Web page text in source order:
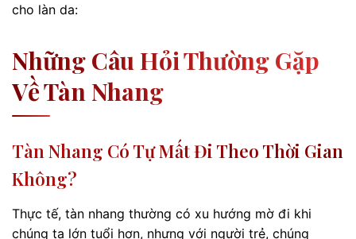
cho làn da:
Những Câu Hỏi Thường Gặp
Về Tàn Nhang
Tàn Nhang Có Tự Mất Đi Theo Thời Gian
Không?
Thực tế, tàn nhang thường có xu hướng mờ đi khi
chúng ta lớn tuổi hơn, nhưng với người trẻ, chúng